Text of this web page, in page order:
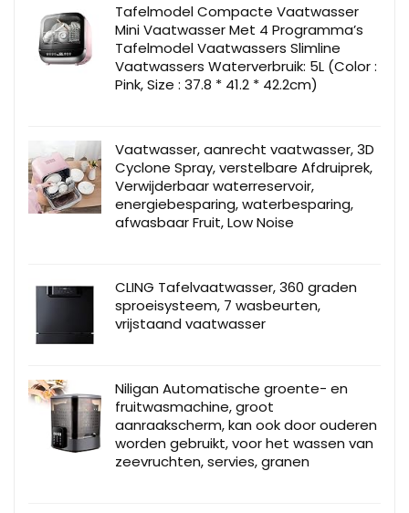
Tafelmodel Compacte Vaatwasser
Mini Vaatwasser Met 4 Programma’s
Tafelmodel Vaatwassers Slimline
Vaatwassers Waterverbruik: 5L (Color :
Pink, Size : 37.8 * 41.2 * 42.2cm)
Vaatwasser, aanrecht vaatwasser, 3D
Cyclone Spray, verstelbare Afdruiprek,
Verwijderbaar waterreservoir,
energiebesparing, waterbesparing,
afwasbaar Fruit, Low Noise
CLING Tafelvaatwasser, 360 graden
sproeisysteem, 7 wasbeurten,
vrijstaand vaatwasser
Niligan Automatische groente- en
fruitwasmachine, groot
aanraakscherm, kan ook door ouderen
worden gebruikt, voor het wassen van
zeevruchten, servies, granen